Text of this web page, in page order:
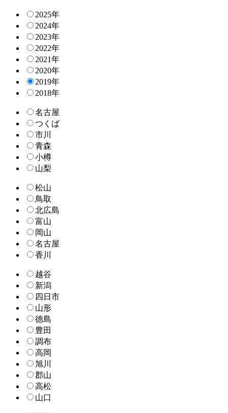
2025年
2024年
2023年
2022年
2021年
2020年
2019年
2018年
名古屋
つくば
市川
青森
小樽
山梨
松山
鳥取
北広島
富山
岡山
名古屋
香川
越谷
新潟
四日市
山形
徳島
豊田
調布
高岡
旭川
郡山
高松
山口